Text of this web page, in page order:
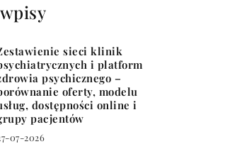
sieci klinik
i platform
psychicznego –
oferty, modelu
dostępności online i
pacjentów
07-2026